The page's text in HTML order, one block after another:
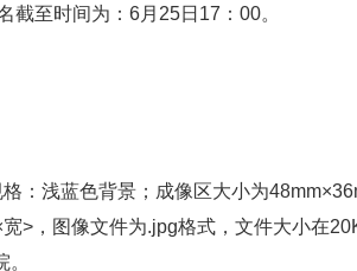
至时间为：6月25日17：00。
：浅蓝色背景；成像区大小为
>，图像文件为.jpg格式，文件大小在